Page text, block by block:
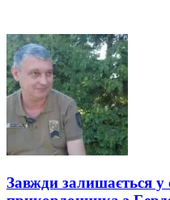
Завжди залишається у